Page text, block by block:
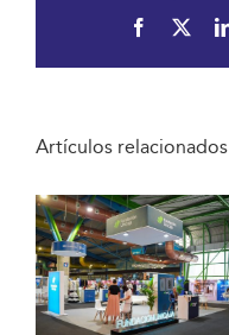
Facebook
Artículos relacionados